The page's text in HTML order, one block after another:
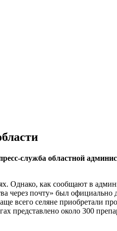
служба областной
Однако, как сообщают в
почту» был официально
всего селяне приобретали
около 300